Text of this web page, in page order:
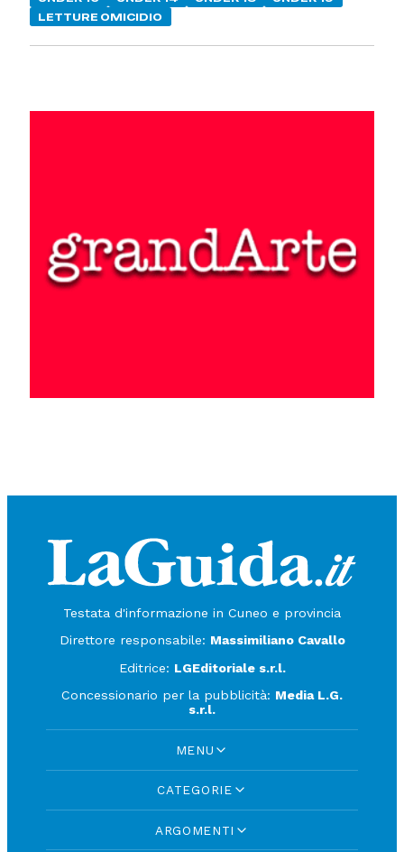
LETTURE OMICIDIO
Testata d'informazione in Cuneo e provincia
Direttore responsabile: Massimiliano Cavallo
Editrice: LGEditoriale s.r.l.
Concessionario per la pubblicità: Media L.G.
s.r.l.
MENU
CATEGORIE
ARGOMENTI